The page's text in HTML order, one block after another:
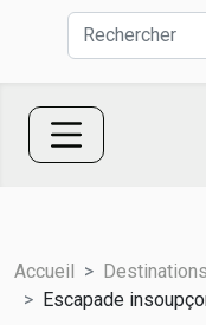
Accueil
Escapade